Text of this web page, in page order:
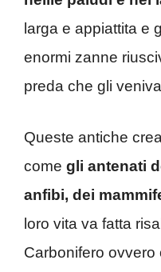
larga e appiattita e
enormi zanne
preda che gli
Queste antiche
come gli antenati
anfibi, dei
loro vita va fatta
Carbonifero ovvero